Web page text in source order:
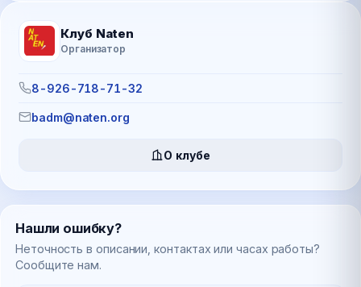
Клуб Naten
Организатор
8-926-718-71-32
badm@naten.org
О клубе
Нашли ошибку?
Неточность в описании, контактах или часах работы?
Сообщите нам.